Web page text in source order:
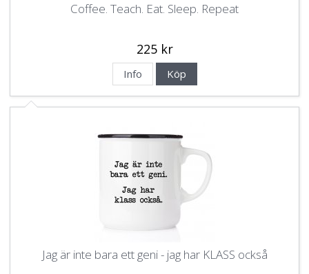
Coffee. Teach. Eat. Sleep. Repeat
225 kr
Info Köp
Jag är inte bara ett geni - jag har KLASS också